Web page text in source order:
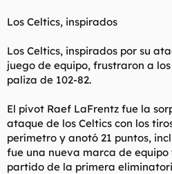
Los Celtics, inspirados
Los Celtics, inspirados por su
juego de equipo, frustraron a
paliza de 102-82.
El pívot Raef LaFrentz fue la
ataque de los Celtics con los
perímetro y anotó 21 puntos,
fue una nueva marca de
partido de la primera